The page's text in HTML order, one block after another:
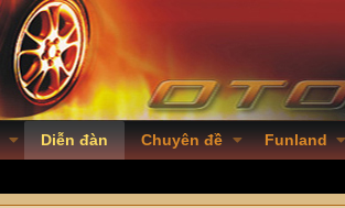
Diễn đàn Chuyên đề Funland